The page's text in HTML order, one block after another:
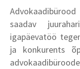
saadav
igapäevatöö
ja konkurents